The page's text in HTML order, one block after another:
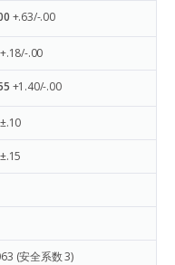
+.63/-.00
+.18/-.00
+1.40/-.00
±.10
±.15
(安全系数 3)